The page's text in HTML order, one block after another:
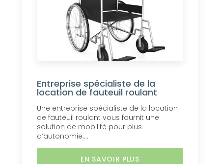
Entreprise spécialiste de la
location de fauteuil roulant
Une entreprise spécialiste de la location
de fauteuil roulant vous fournit une
solution de mobilité pour plus
d’autonomie....
EN SAVOIR PLUS